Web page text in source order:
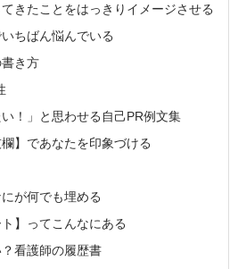
てきたことをはっきりイメージさせる
ちばん悩んでいる
き方
！」と思わせる自己PR例文集
】であなたを印象づける
が何でも埋める
】ってこんなにある
看護師の履歴書